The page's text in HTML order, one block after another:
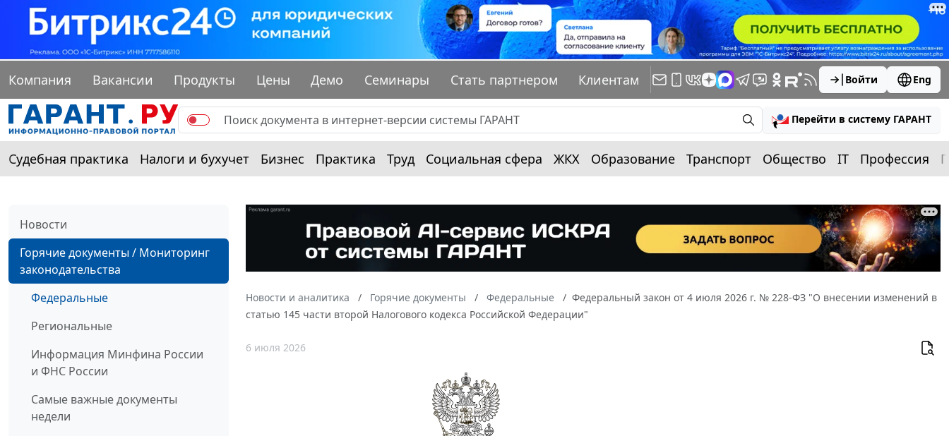
Компания Вакансии Продукты Цены Демо Семинары Стать партнером Клиентам Войти Eng
Перейти в систему ГАРАНТ
Судебная практика Налоги и бухучет Бизнес Практика Труд Социальная сфера ЖКХ Образование Транспорт Общество IT Профессия
Новости
Горячие документы / Мониторинг
законодательства
Федеральные
Региональные
Информация Минфина России
и ФНС России
Самые важные документы
недели
Новости и аналитика Горячие документы Федеральные
Федеральный закон от 4 июля 2026 г. № 228-ФЗ "О внесении изменений в
статью 145 части второй Налогового кодекса Российской Федерации"
6 июля 2026